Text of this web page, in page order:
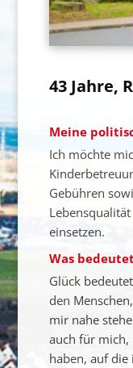
43 Jahre,
Meine
Ich möchte
Gebühren
einsetzen.
Was
Glück
den
mir nahe
auch für mich,
haben, auf